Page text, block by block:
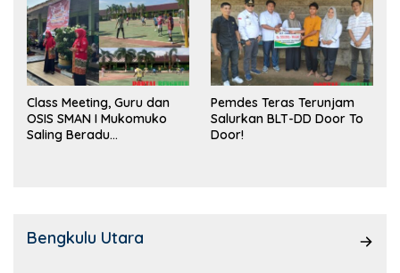
Class Meeting, Guru dan
OSIS SMAN I Mukomuko
Saling Beradu
Pemdes Teras Terunjam
Salurkan BLT-DD Door To
Door!
Bengkulu Utara